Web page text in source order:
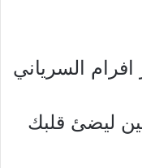
افرام السرياني
ليضئ قلبك